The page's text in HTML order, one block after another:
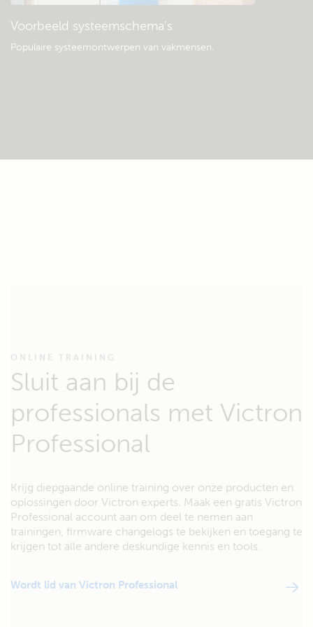
Voorbeeld systeemschema's
Populaire systeemontwerpen van vakmensen.
ONLINE TRAINING
Sluit aan bij de
professionals met Victron
Professional
Krijg diepgaande online training over onze producten en
oplossingen door Victron experts. Maak een gratis Victron
Professional account aan om deel te nemen aan
trainingen, firmware changelogs te bekijken en toegang te
krijgen tot alle andere deskundige kennis en tools.
Wordt lid van Victron Professional